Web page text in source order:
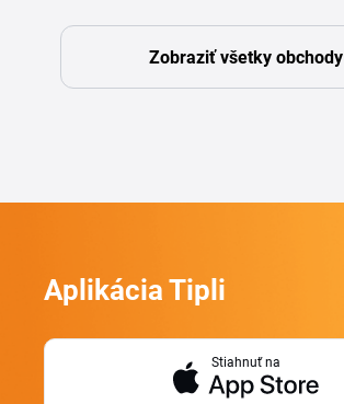
Zobraziť všetky obchody
Aplikácia Tipli
Stiahnuť na